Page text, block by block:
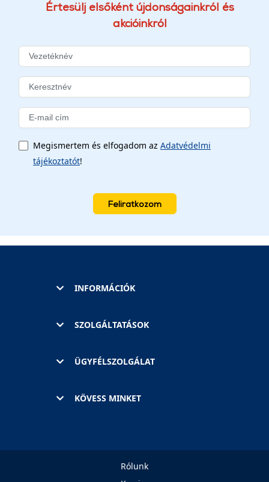
Értesülj elsőként újdonságainkról és
akcióinkról
Megismertem és elfogadom az Adatvédelmi
tájékoztatót!
Feliratkozom
INFORMÁCIÓK
SZOLGÁLTATÁSOK
ÜGYFÉLSZOLGÁLAT
KÖVESS MINKET
Rólunk